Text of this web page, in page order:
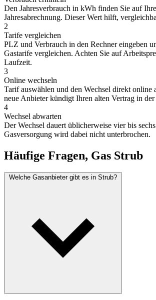
Den Jahresverbrauch in kWh finden Sie auf
Jahresabrechnung. Dieser Wert hilft,
2
Tarife vergleichen
PLZ und Verbrauch in den Rechner eingeben
Gastarife vergleichen. Achten Sie auf
Laufzeit.
3
Online wechseln
Tarif auswählen und den Wechsel direkt online
neue Anbieter kündigt Ihren alten Vertrag in der
4
Wechsel abwarten
Der Wechsel dauert üblicherweise vier bis
Gasversorgung wird dabei nicht unterbrochen.
Häufige Fragen, Gas Strub
Welche Gasanbieter gibt es in Strub?